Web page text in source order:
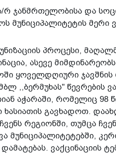
რ ჯანმრთელობისა და
მუნიციპალიტეტის მერი
პროცესი,
ასევე
ყოველდღიური ჯავშნის
,,ბერმუხას" წევრების
აჭარაში, რომელიც 98
ხასიათის გავხადოთ.
რეგიონში, თუმცა
მუნიციპალიტეტებში,
ვაქცინაციის